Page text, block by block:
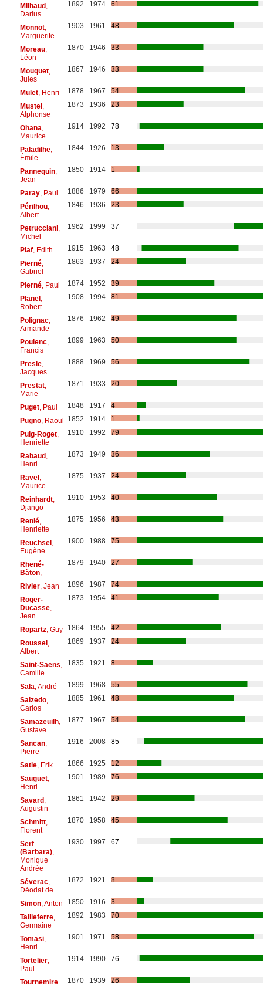
Milhaud,
Darius
1892 1974 61
Monnot,
Marguerite
1903 1961 48
Moreau,
Léon
1870 1946 33
Mouquet,
Jules
1867 1946 33
Mulet, Henri 1878 1967
54
Mustel,
Alphonse
1873 1936 23
Ohana
Maurice
1914 1992 78
Paladilhe,
Émile
1844 1926 13
Pannequin,
Jean
1850 1914 1
Paray, Paul 1886 1979
66
Périlhou,
Albert
1846 1936 23
Petrucciani,
Michel
1962 1999 37
Piaf, Edith 1915 1963
48
Pierné,
Gabriel
1863 1937 24
Pierné, Paul 1874 1952
39
Planel,
Robert
1908 1994 81
Polignac,
Armande
1876 1962 49
Poulenc,
Francis
1899 1963 50
Presle,
Jacques
1888 1969 56
Prestat,
Marie
1871 1933 20
Puget, Paul 1848 1917
4
Pugno, Raoul 1852 1914
1
Puig-Roget,
Henriette
1910 1992 79
Rabaud,
Henri
1873 1949 36
Ravel,
Maurice
1875 1937 24
Reinhardt,
Django
1910 1953 40
Renié,
Henriette
1875 1956 43
Reuchsel,
Eugène
1900 1988 75
Rhené-
Bâton,
1879 1940 27
Rivier, Jean 1896 1987
74
Roger-
Ducasse,
Jean
1873 1954 41
Ropartz, Guy 1864 1955
42
Roussel,
Albert
1869 1937 24
Saint-Saëns
Camille
1835 1921 8
Sala , André 1899 1968
55
Salzedo,
Carlos
1885 1961 48
Samazeuilh,
Gustave
1877 1967 54
Sancan,
Pierre
1916 2008 85
Satie, Erik 1866 1925
12
Sauguet,
Henri
1901 1989 76
Savard,
Augustin
1861 1942 29
Schmitt,
Florent
1870 1958 45
Serf
(Barbara),
Monique
Andrée
1930 1997 67
Séverac,
Déodat de
1872 1921 8
Simon, Anton 1850 1916
3
Tailleferre,
Germaine
1892 1983 70
Tomasi,
Henri
1901 1971 58
Tortelier,
Paul
1914 1990 76
Tournemire, 1870 1939 26